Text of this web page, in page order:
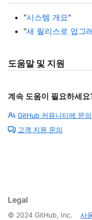
"시스템 개요"
"새 릴리스로 업그
도움말 및 지원
계속 도움이 필요하세요
GitHub 커뮤니티에 문의
고객 지원 문의
Legal
© 2024 GitHub, Inc. 사